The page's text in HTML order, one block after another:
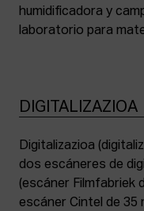
humidificadora y
laboratorio para
DIGITALIZAZIOA
Digitalizazioa
dos escáneres de
(escáner Filmfabriek
escáner Cintel de 35